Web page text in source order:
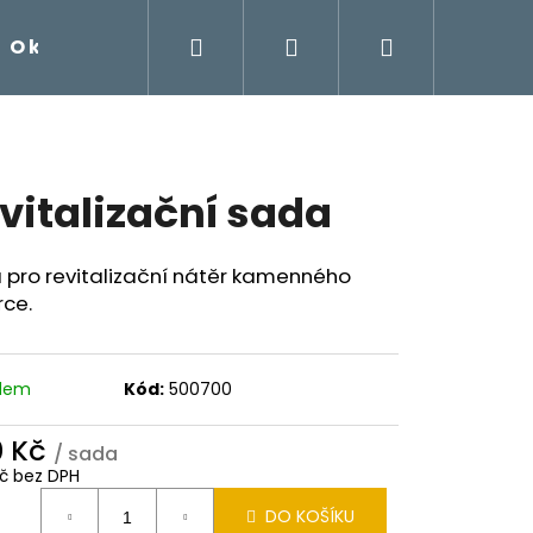
O kamenném koberci Návody na samorealizaci
Přihlášení
sada
pro revitalizační nátěr kamenného
Kód: 500700
Kč / sada
bez DPH
DO KOŠÍKU
AQUA 2-4 MM - SET